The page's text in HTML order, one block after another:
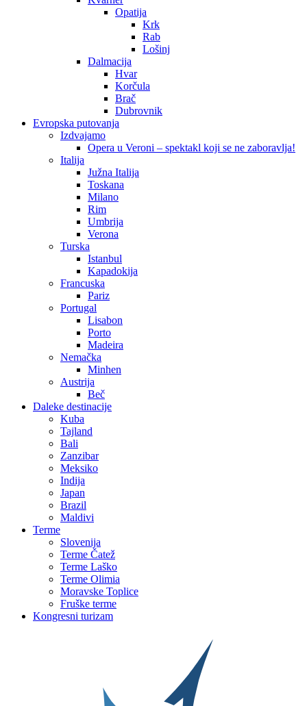
Opatija
Krk
Rab
Lošinj
Dalmacija
Hvar
Korčula
Brač
Dubrovnik
Evropska putovanja
Izdvajamo
Opera u Veroni – spektakl koji se ne zaboravlja!
Italija
Južna Italija
Toskana
Milano
Rim
Umbrija
Verona
Turska
Istanbul
Kapadokija
Francuska
Pariz
Portugal
Lisabon
Porto
Madeira
Nemačka
Minhen
Austrija
Beč
Daleke destinacije
Kuba
Tajland
Bali
Zanzibar
Meksiko
Indija
Japan
Brazil
Maldivi
Terme
Slovenija
Terme Čatež
Terme Laško
Terme Olimia
Moravske Toplice
Fruške terme
Kongresni turizam